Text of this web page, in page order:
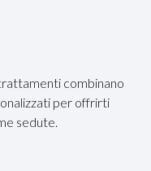
combinano
per offrirti
sedute.